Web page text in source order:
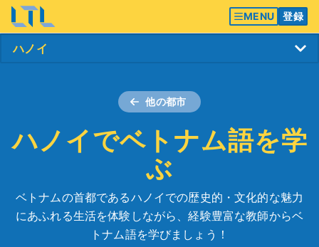
MENU 登録
他の都市
ハノイでベトナム語を学
ぶ
ベトナムの首都であるハノイでの歴史的・文化的な魅力
にあふれる生活を体験しながら、経験豊富な教師からベ
トナム語を学びましょう！